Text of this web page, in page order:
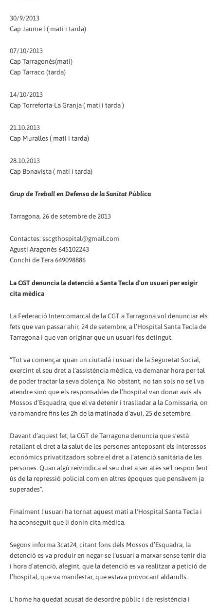
30/9/2013
Cap Jaume l ( matí i tarda)
07/10/2013
Cap Tarragonès(matí)
Cap Tarraco (tarda)
14/10/2013
Cap Torreforta-La Granja ( matí i tarda )
21.10.2013
Cap Muralles ( matí i tarda)
28.10.2013
Cap Bonavista ( matí i tarda)
Grup de Treball en Defensa de la Sanitat Pública
Tarragona, 26 de setembre de 2013
Contactes: sscgthospital@gmail.com
Agustí Aragonés 645102243
Conchi de Tera 649098886
La CGT denuncia la detenció a Santa Tecla d'un usuari per exigir
cita mèdica
La Federació Intercomarcal de la CGT a Tarragona vol denunciar els
fets que van passar ahir, 24 de setembre, a l’Hospital Santa Tecla de
Tarragona i que van originar que un usuari fos detingut.
“Tot va començar quan un ciutadà i usuari de la Seguretat Social,
exercint el seu dret a l’assistència mèdica, va demanar hora per tal
de poder tractar la seva dolença. No obstant, no tan sols no se’l va
atendre sinó que els responsables de l’hospital van donar avís als
Mossos d’Esquadra, que el va detenir i traslladar a la Comissaria, on
va romandre fins les 2h de la matinada d’avui, 25 de setembre.
Davant d’aquest fet, la CGT de Tarragona denuncia que s’està
retallant el dret a la salut de les persones anteposant els interessos
econòmics privatitzadors sobre el dret a l’atenció sanitària de les
persones. Quan algú reivindica el seu dret a ser atès se’l respon fent
ús de la repressió policial com en altres èpoques que pensàvem ja
superades”.
Finalment l'usuari ha tornat aquest matí a l'Hospital Santa Tecla i
ha aconseguit que li donin cita mèdica.
Segons informa 3cat24, citant fons dels Mossos d’Esquadra, la
detenció es va produir en negar-se l’usuari a marxar sense tenir dia
i hora d’atenció, afegint, que la detenció es va realitzar a petició de
l’hospital, que va manifestar, que estava provocant aldarulls.
L’home ha quedat acusat de desordre públic i de resistència i